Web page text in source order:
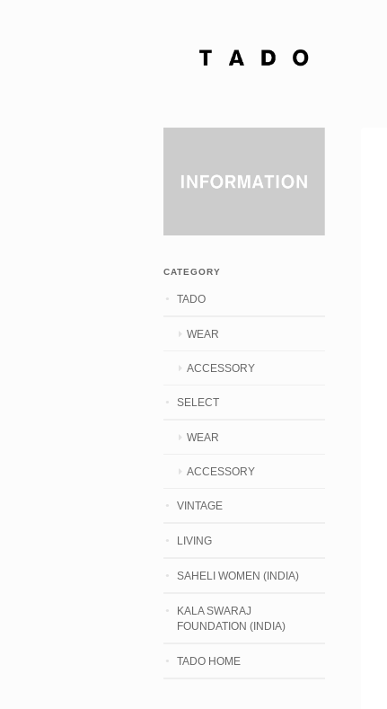
CATEGORY
TADO
WEAR
ACCESSORY
SELECT
WEAR
ACCESSORY
VINTAGE
LIVING
SAHELI WOMEN (INDIA)
KALA SWARAJ
FOUNDATION (INDIA)
TADO HOME